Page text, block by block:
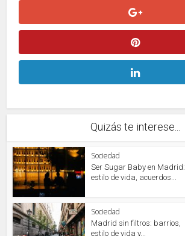
Quizás te interese...
Sociedad
Ser Sugar Baby en Madrid:
estilo de vida, acuerdos...
Sociedad
Madrid sin filtros: barrios,
estilo de vida y...